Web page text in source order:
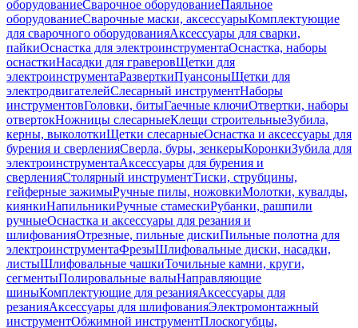
оборудованиеСварочное оборудованиеПаяльное
оборудованиеСварочные маски, аксессуарыКомплектующие
для сварочного оборудованияАксессуары для сварки,
пайкиОснастка для электроинструментаОснастка, наборы
оснасткиНасадки для граверовЩетки для
электроинструментаРазверткиПуансоныЩетки для
электродвигателейСлесарный инструментНаборы
инструментовГоловки, битыГаечные ключиОтвертки, наборы
отвертокНожницы слесарныеКлещи строительныеЗубила,
керны, выколоткиЩетки слесарныеОснастка и аксессуары для
бурения и сверленияСверла, буры, зенкерыКоронкиЗубила для
электроинструментаАксессуары для бурения и
сверленияСтолярный инструментТиски, струбцины,
гейферные зажимыРучные пилы, ножовкиМолотки, кувалды,
киянкиНапильникиРучные стамескиРубанки, рашпили
ручныеОснастка и аксессуары для резания и
шлифованияОтрезные, пильные дискиПильные полотна для
электроинструментаФрезыШлифовальные диски, насадки,
листыШлифовальные чашкиТочильные камни, круги,
сегментыПолировальные валыНаправляющие
шиныКомплектующие для резанияАксессуары для
резанияАксессуары для шлифованияЭлектромонтажный
инструментОбжимной инструментПлоскогубцы,